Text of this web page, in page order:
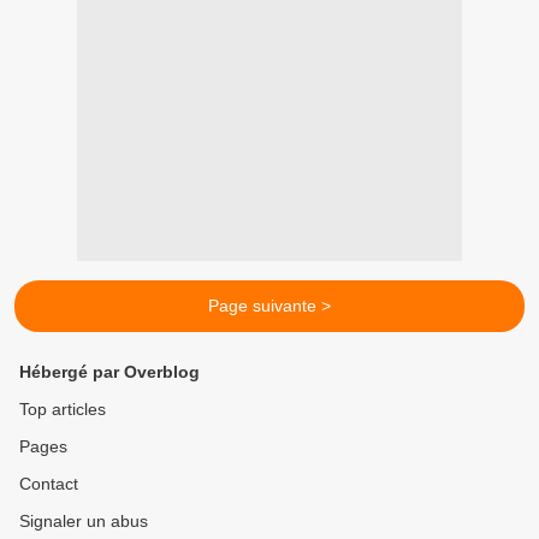
Page suivante >
Hébergé par Overblog
Top articles
Pages
Contact
Signaler un abus